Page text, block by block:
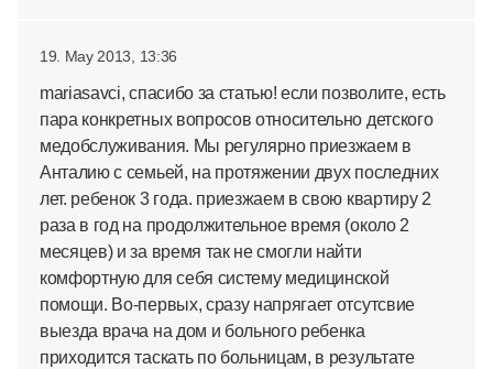
19. May 2013, 13:36
mariasavci, спасибо за статью! если позволите, есть
пара конкретных вопросов относительно детского
медобслуживания. Мы регулярно приезжаем в
Анталию с семьей, на протяжении двух последних
лет. ребенок 3 года. приезжаем в свою квартиру 2
раза в год на продолжительное время (около 2
месяцев) и за время так не смогли найти
комфортную для себя систему медицинской
помощи. Во-первых, сразу напрягает отсутсвие
выезда врача на дом и больного ребенка
приходится таскать по больницам, в результате